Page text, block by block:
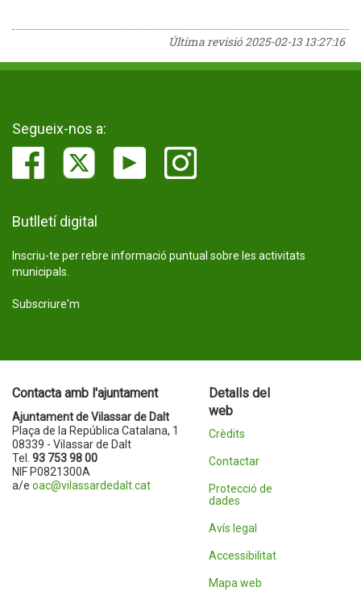
Última revisió2025-02-13 13:27:16
Segueix-nos a:
Butlletí digital
Inscriu-te per rebre informació puntual sobre les activitats
municipals.
Subscriure'm
Contacta amb l'ajuntament
Ajuntament de Vilassar de Dalt
Plaça de la República Catalana, 1
08339 - Vilassar de Dalt
Tel. 93 753 98 00
NIF P0821300A
a/e oac@vilassardedalt.cat
Detalls del
web
Crèdits
Contactar
Protecció de
dades
Avís legal
Accessibilitat
Mapa web